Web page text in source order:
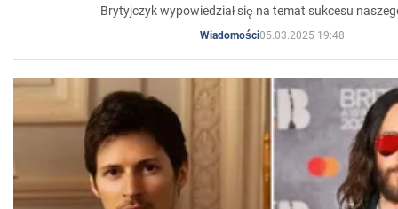
Brytyjczyk wypowiedział się na temat sukcesu
Wiadomości05.03.2025 19:48